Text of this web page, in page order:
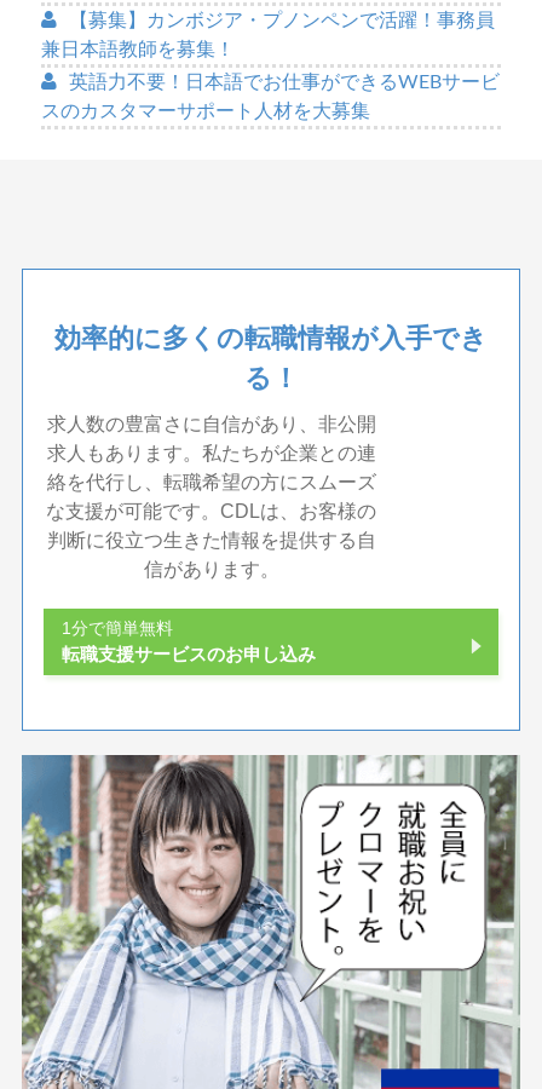
【募集】カンボジア・プノンペンで活躍！事務員
兼日本語教師を募集！
英語力不要！日本語でお仕事ができるWEBサービ
スのカスタマーサポート人材を大募集
効率的に多くの転職情報が入手でき
る！
求人数の豊富さに自信があり、非公開
求人もあります。私たちが企業との連
絡を代行し、転職希望の方にスムーズ
な支援が可能です。CDLは、お客様の
判断に役立つ生きた情報を提供する自
信があります。
1分で簡単無料
転職支援サービスのお申し込み